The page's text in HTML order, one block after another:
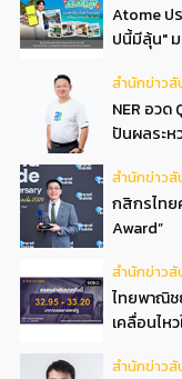
Atome ป
ปนี้มีลุ้น"
สํานักข่าวสั
NER อวด
ปันผลระห
สํานักข่าวสั
กสิกรไทย
Award”
สํานักข่าวสั
ไทยพาณิช
เคลื่อนไห
สํานักข่าวสั